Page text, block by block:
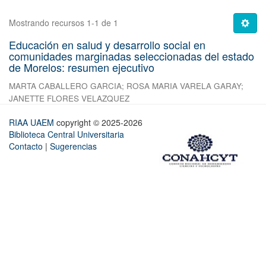
Mostrando recursos 1-1 de 1
Educación en salud y desarrollo social en
comunidades marginadas seleccionadas del estado
de Morelos: resumen ejecutivo
MARTA CABALLERO GARCIA; ROSA MARIA VARELA GARAY;
JANETTE FLORES VELAZQUEZ
RIAA UAEM copyright © 2025-2026
Biblioteca Central Universitaria
Contacto | Sugerencias